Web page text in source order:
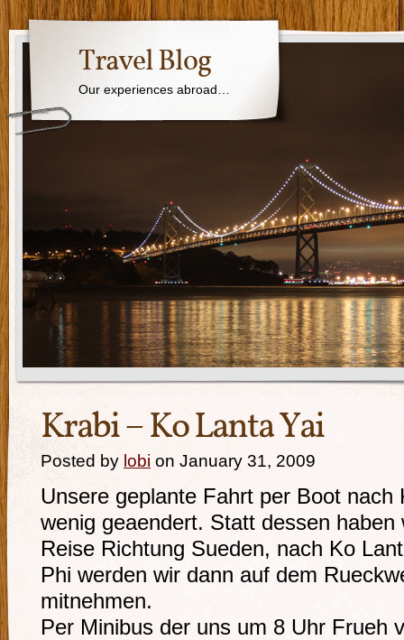
Travel Blog
Our experiences abroad…
Krabi – Ko Lanta Yai
Posted by lobi on January 31, 2009
Unsere geplante Fahrt per Boot nach
wenig geaendert. Statt dessen
Reise Richtung Sueden, nach Ko
Phi werden wir dann auf dem
mitnehmen.
Per Minibus der uns um 8 Uhr Frueh